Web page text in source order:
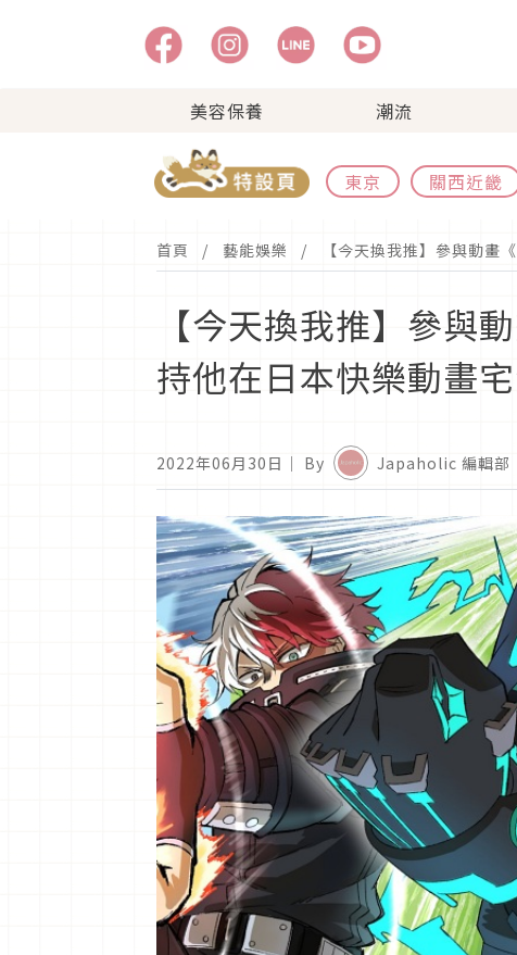
美容保養 潮流
東京 關西近畿
首頁 藝能娛樂 【今天換我推】參與動畫
【今天換我推】參與
持他在日本快樂動畫
2022年06月30日 ｜ By Japaholic 編輯部